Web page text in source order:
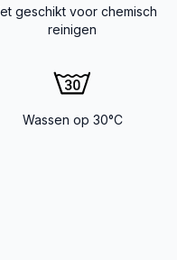
geschikt voor chemisch
reinigen
Wassen op 30°C